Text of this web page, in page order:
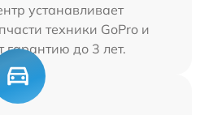
устанавливает
техники GoPro и
гарантию до 3 лет.